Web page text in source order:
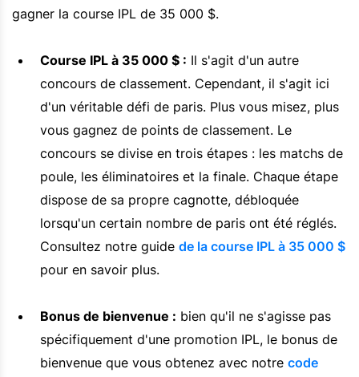
gagner la course IPL de 35 000 $.
Course IPL à 35 000 $ : Il s'agit d'un autre
concours de classement. Cependant, il s'agit ici
d'un véritable défi de paris. Plus vous misez, plus
vous gagnez de points de classement. Le
concours se divise en trois étapes : les matchs de
poule, les éliminatoires et la finale. Chaque étape
dispose de sa propre cagnotte, débloquée
lorsqu'un certain nombre de paris ont été réglés.
Consultez notre guide de la course IPL à 35 000 $
pour en savoir plus.
Bonus de bienvenue : bien qu'il ne s'agisse pas
spécifiquement d'une promotion IPL, le bonus de
bienvenue que vous obtenez avec notre code